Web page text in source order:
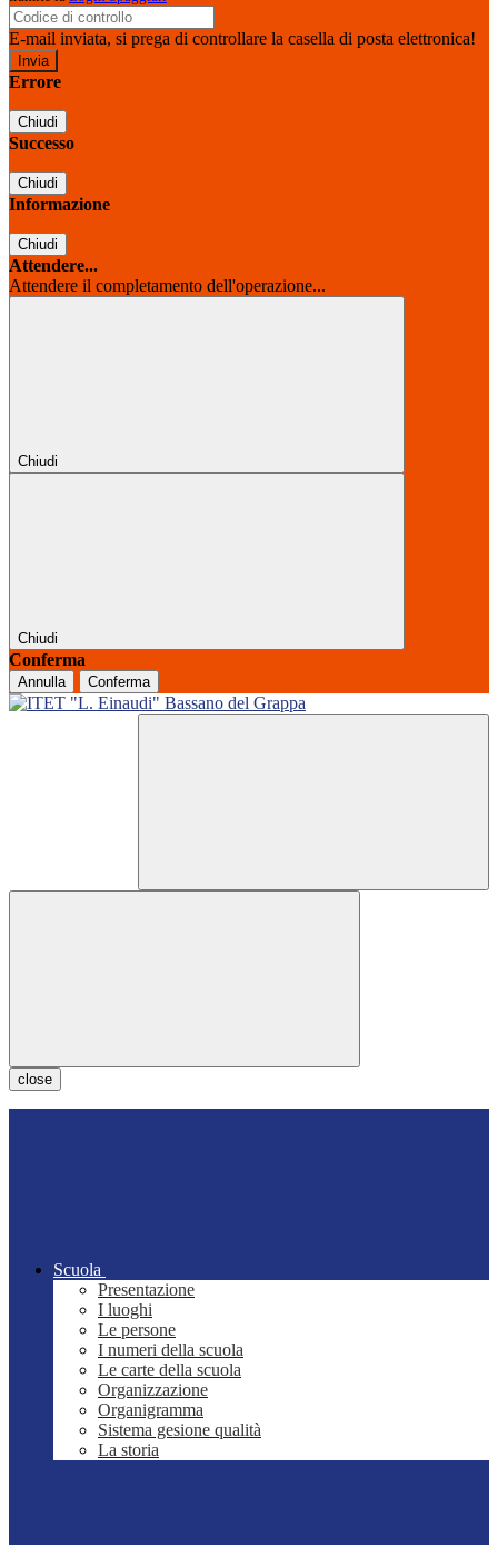
E-mail inviata, si prega di controllare la casella di posta elettronica!
Errore
Chiudi
Successo
Chiudi
Informazione
Chiudi
Attendere...
Attendere il completamento dell'operazione...
Chiudi
Chiudi
Conferma
Annulla Conferma
close
Scuola
Presentazione
I luoghi
Le persone
I numeri della scuola
Le carte della scuola
Organizzazione
Organigramma
Sistema gesione qualità
La storia